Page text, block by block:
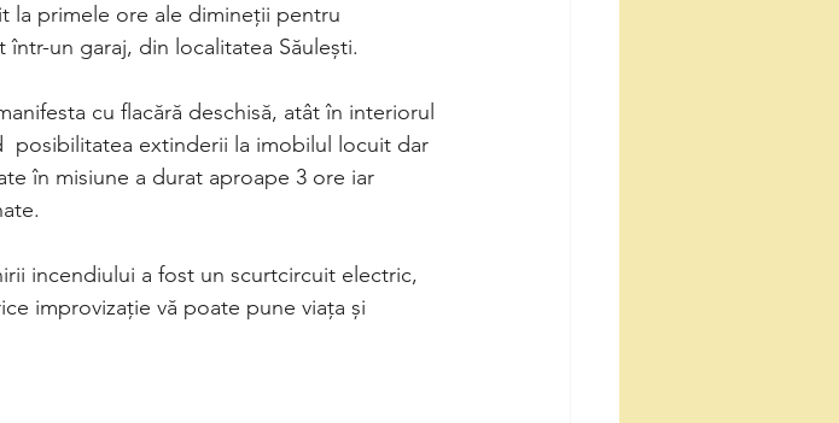
la primele ore ale dimineții pentru
într-un garaj, din localitatea Săulești.
cu flacără deschisă, atât în interiorul
posibilitatea extinderii la imobilul locuit dar
în misiune a durat aproape 3 ore iar
incendiului a fost un scurtcircuit electric,
improvizație vă poate pune viața și